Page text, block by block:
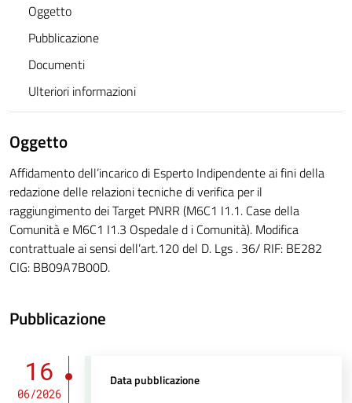
Oggetto
Pubblicazione
Documenti
Ulteriori informazioni
Oggetto
Affidamento dell’incarico di Esperto Indipendente ai fini della
redazione delle relazioni tecniche di verifica per il
raggiungimento dei Target PNRR (M6C1 I1.1. Case della
Comunità e M6C1 I1.3 Ospedale d i Comunità). Modifica
contrattuale ai sensi dell’art.120 del D. Lgs . 36/ RIF: BE282
CIG: BB09A7B00D.
Pubblicazione
16
06/2026
Data pubblicazione